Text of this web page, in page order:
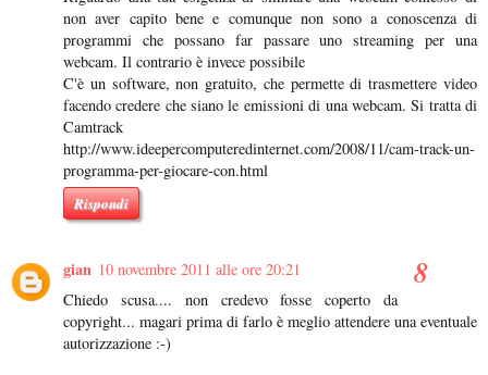
non aver capito bene e comunque non sono a conoscenza di
programmi che possano far passare uno streaming per una
webcam. Il contrario è invece possibile
C'è un software, non gratuito, che permette di trasmettere video
facendo credere che siano le emissioni di una webcam. Si tratta di
Camtrack
http://www.ideepercomputeredinternet.com/2008/11/cam-track-un-
programma-per-giocare-con.html
Rispondi
gian 10 novembre 2011 alle ore 20:21
Chiedo scusa.... non credevo fosse coperto da
copyright... magari prima di farlo è meglio attendere una eventuale
autorizzazione :-)